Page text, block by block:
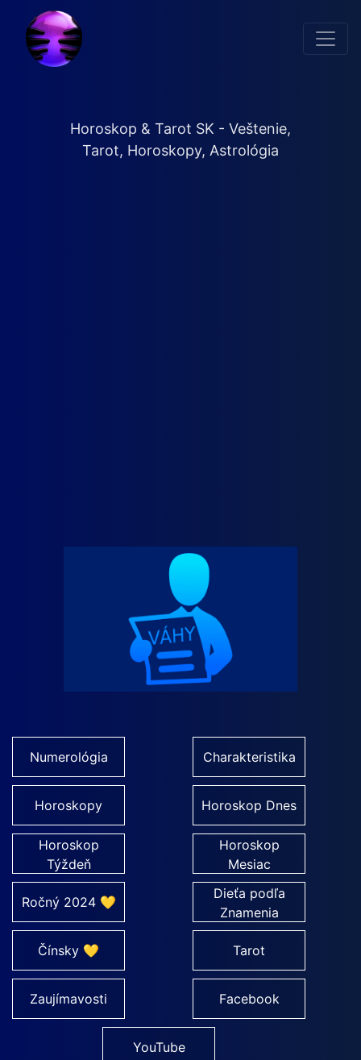
Horoskop & Tarot SK - Veštenie,
Tarot, Horoskopy, Astrológia
Numerológia Charakteristika
Horoskopy Horoskop Dnes
Horoskop
Týždeň
Horoskop
Mesiac
Ročný 2024 💛
Dieťa podľa
Znamenia
Čínsky 💛 Tarot
Zaujímavosti Facebook
YouTube